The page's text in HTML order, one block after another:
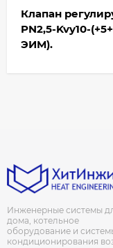
Клапан
PN2,5-Kvy10-
ЭИМ).
Инженерные системы
дома, котельное
оборудование и
кондиционирования